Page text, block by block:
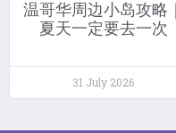
温哥华周边小岛攻略｜
夏天一定要去一次
31 July 2026